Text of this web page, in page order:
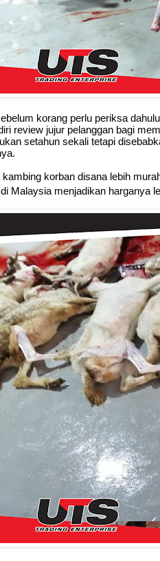
korang perlu periksa
review jujur pelanggan bagi
setahun sekali tetapi
kambing korban disana lebih
Malaysia menjadikan harganya